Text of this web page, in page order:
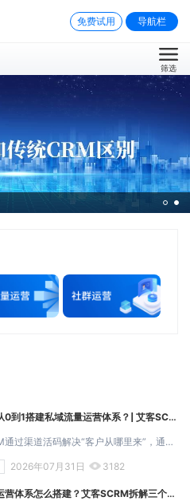
免费试用 导航栏
筛选
品牌如何从0到1搭建私域流量运营体系？| 艾客SCRM
艾客SCRM通过渠道活码解决“客户从哪里来”，通过自动打标和用户画像解决“客户是谁”，再通过运营SOP解决“不同客户应该如何持续运营”。...
2026年07月31日 3182
企业私域运营体系怎么搭建？艾客SCRM拆解三个关键环节